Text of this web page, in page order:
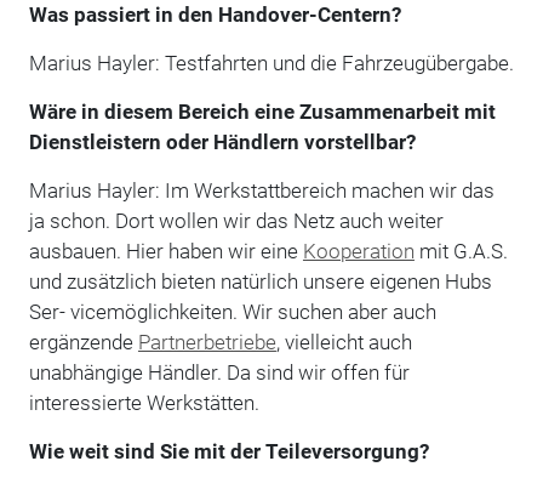
Was passiert in den Handover-Centern?
Marius Hayler: Testfahrten und die Fahrzeugübergabe.
Wäre in diesem Bereich eine Zusammenarbeit mit
Dienstleistern oder Händlern vorstellbar?
Marius Hayler: Im Werkstattbereich machen wir das
ja schon. Dort wollen wir das Netz auch weiter
ausbauen. Hier haben wir eine Kooperation mit G.A.S.
und zusätzlich bieten natürlich unsere eigenen Hubs
Ser- vicemöglichkeiten. Wir suchen aber auch
ergänzende Partnerbetriebe, vielleicht auch
unabhängige Händler. Da sind wir offen für
interessierte Werkstätten.
Wie weit sind Sie mit der Teileversorgung?